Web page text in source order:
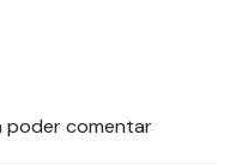
poder comentar